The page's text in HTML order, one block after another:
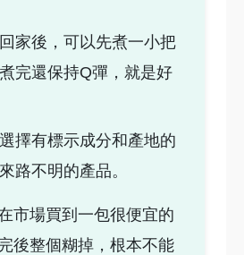
家後，可以先煮一小把
完還保持Q彈，就是好
擇有標示成分和產地的
路不明的產品。
市場買到一包很便宜的
後整個糊掉，根本不能